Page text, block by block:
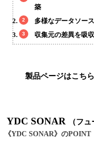
築
多様なデータソー
収集元の差異を吸
製品ページはこちら
YDC SONAR （フ
《YDC SONAR》のPOINT